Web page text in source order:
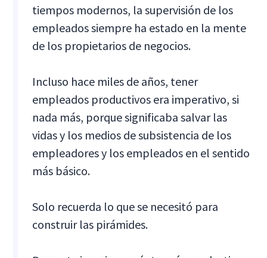
tiempos modernos, la supervisión de los
empleados siempre ha estado en la mente
de los propietarios de negocios.
Incluso hace miles de años, tener
empleados productivos era imperativo, si
nada más, porque significaba salvar las
vidas y los medios de subsistencia de los
empleadores y los empleados en el sentido
más básico.
Solo recuerda lo que se necesitó para
construir las pirámides.